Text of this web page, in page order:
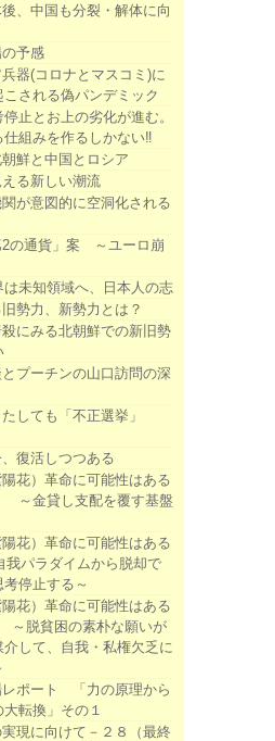
、中国も分裂・解体に向
予感
器(コロナとマスコミ)に
こされる偽パンデミック
止とお上の劣化が進む。
仕組みを作るしかない‼
鮮と中国とロシア
る新しい潮流
が意図的に空洞化される
2の通貨」案 ～ユーロ崩
未知領域へ、日本人の志
勢力、新勢力とは？
にみる北朝鮮での新旧勢
プーチンの山口訪問の深
しても「不正選挙」
復活しつつある
花）革命に可能性はある
～金貸し支配を覆す基盤
花）革命に可能性はある
我パラダイムから脱却で
停止する～
花）革命に可能性はある
～脱貧困の素朴な願いが
介して、自我・私権欠乏に
レポート 「力の原理から
転換」その１
現に向けて－２８（最終